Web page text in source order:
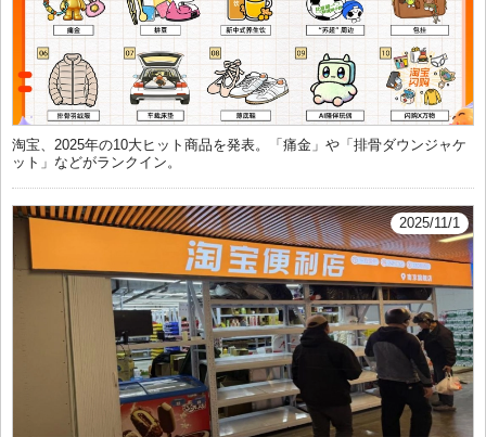
淘宝、2025年の10大ヒット商品を発表。「痛金」や「排骨ダウンジャケ
ット」などがランクイン。
2025/11/1